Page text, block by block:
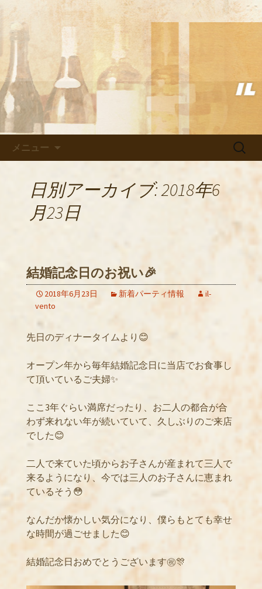
武蔵小杉の美味しいイタリアン
「イルヴェント」のブログ
武蔵小杉の美味しいイタリアン「イル
ヴェント」のブログ
メニュー
検
日別アーカイブ: 2018年6
月23日
結婚記念日のお祝い🎉
2018年6月23日 新着パーティ情報
il-
vento
先日のディナータイムより😊
オープン年から毎年結婚記念日に当店でお食事し
て頂いているご夫婦✨
ここ3年ぐらい満席だったり、お二人の都合が合
わず来れない年が続いていて、久しぶりのご来店
でした😊
二人で来ていた頃からお子さんが産まれて三人で
来るようになり、今では三人のお子さんに恵まれ
ているそう😳
なんだか懐かしい気分になり、僕らもとても幸せ
な時間が過ごせました😊
結婚記念日おめでとうございます㊗️🎊